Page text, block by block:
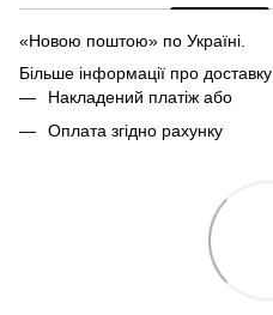
«Новою поштою» по Україні.
Більше інформації про доставку
Накладений платіж або
Оплата згідно рахунку